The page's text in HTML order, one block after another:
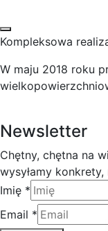
Kompleksowa
W maju 2018 roku
Newsletter
Chętny, chętna na
wysyłamy
Imię *
Email *